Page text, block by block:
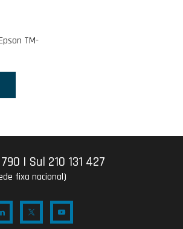
TM-
| Sul 210 131 427
fixa nacional)